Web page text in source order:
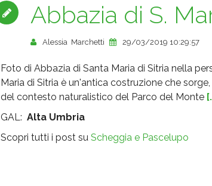
Abbazia di S.
Alessia Marchetti 29/03/2019 10:29:57
Foto di Abbazia di Santa Maria di Sitria nella
Maria di Sitria è un'antica costruzione che
del contesto naturalistico del Parco del Monte
GAL: Alta Umbria
Scopri tutti i post su Scheggia e Pascelupo